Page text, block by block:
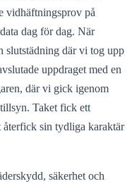
vidhäftningsprov på
dag för dag. När
slutstädning där vi tog upp
uppdraget med en
där vi gick igenom
Taket fick ett
återfick sin tydliga karaktär
säkerhet och